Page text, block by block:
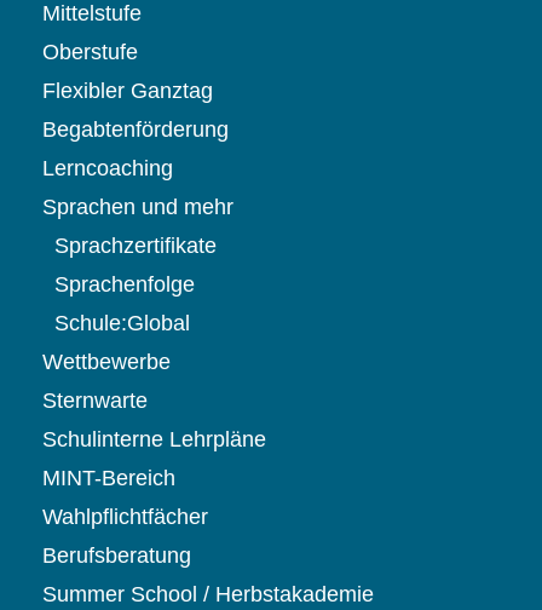
Mittelstufe
Oberstufe
Flexibler Ganztag
Begabtenförderung
Lerncoaching
Sprachen und mehr
Sprachzertifikate
Sprachenfolge
Schule:Global
Wettbewerbe
Sternwarte
Schulinterne Lehrpläne
MINT-Bereich
Wahlpflichtfächer
Berufsberatung
Summer School / Herbstakademie